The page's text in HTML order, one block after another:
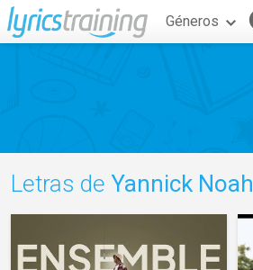
Géneros
Letras de Yannick Noah